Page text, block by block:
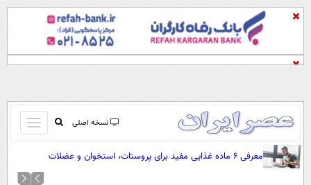
نسخه اصلی
باز
و
کردن
صفحه اول معرفی ۶ ماده غذایی مفید برای پروستات، استخوان و عضلات